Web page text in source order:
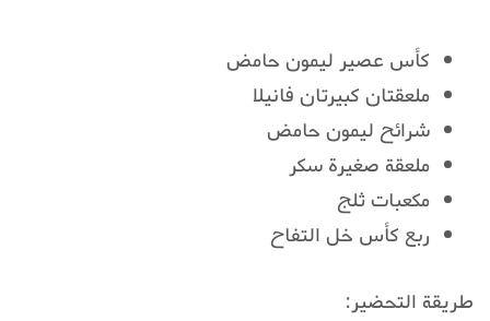
كأس عصير ليمون حامض
ملعقتان كبيرتان فانيلا
شرائح ليمون حامض
ملعقة صغيرة سكر
مكعبات ثلج
ربع كأس خل التفاح
طريقة التحضير: